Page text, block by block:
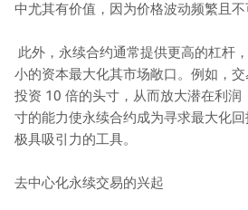
中尤其有价值，因为价格波动频繁且不
此外，永续合约通常提供更高的杠杆
小的资本最大化其市场敞口。例如，
投资 10 倍的头寸，从而放大潜在利润
寸的能力使永续合约成为寻求最大化
极具吸引力的工具。
去中心化永续交易的兴起